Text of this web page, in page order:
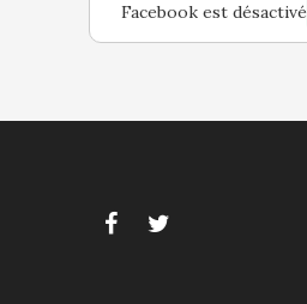
Facebook est désactivé